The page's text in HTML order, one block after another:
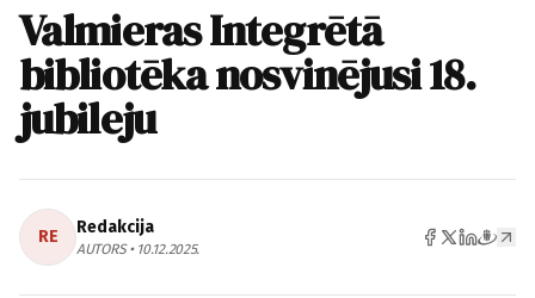
Valmieras Integrētā
bibliotēka nosvinējusi 18.
jubileju
RE Redakcija
AUTORS • 10.12.2025.